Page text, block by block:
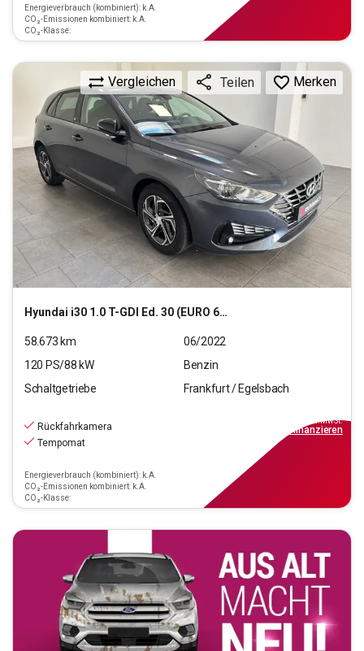
Energieverbrauch (kombiniert): k.A.
CO₂-Emissionen kombiniert: k.A.
CO₂-Klasse:
Hyundai i30 1.0 T-GDI Ed. 30 (EURO 6d)(OPF)
Vergleichen Teilen Merken
58.673 km
06/2022
120 PS/88 kW
Benzin
Schaltgetriebe
Frankfurt / Egelsbach
Rückfahrkamera
Tempomat
Energieverbrauch (kombiniert): k.A.
CO₂-Emissionen kombiniert: k.A.
CO₂-Klasse:
inkl.MwSt.
finanzieren